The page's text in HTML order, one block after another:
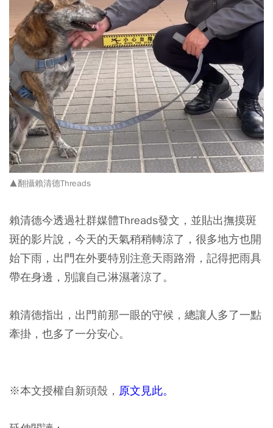
▲翻攝賴清德Threads
賴清德今透過社群媒體Threads發文，並貼出撫摸斑
斑的影片說，今天的天氣稍稍轉涼了，很多地方也開
始下雨，出門在外要特別注意天雨路滑，記得把雨具
帶在身邊，別讓自己淋濕著涼了。
賴清德指出，出門前那一眼的守候，總讓人多了一點
牽掛，也多了一分安心。
※本文授權自新頭殼， 原文見此。